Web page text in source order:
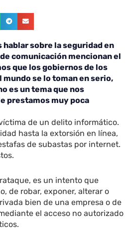
sobre la seguridad en
comunicación mencionan el
que los gobiernos de los
se lo toman en serio,
es un tema que nos
prestamos muy poca
de un delito informático.
hasta la extorsión en línea,
de subastas por internet.
es un intento que
de robar, exponer, alterar o
bien de una empresa o de
el acceso no autorizado